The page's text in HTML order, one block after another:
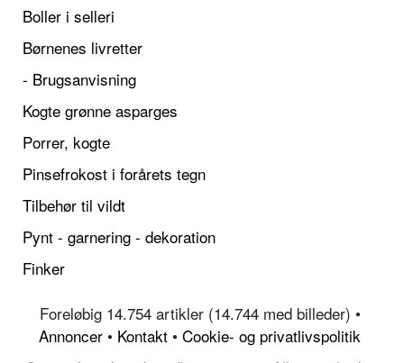
Boller i selleri
Børnenes livretter
- Brugsanvisning
Kogte grønne asparges
Porrer, kogte
Pinsefrokost i forårets tegn
Tilbehør til vildt
Pynt - garnering - dekoration
Finker
Foreløbig 14.754 artikler (14.744 med billeder) •
Annoncer • Kontakt • Cookie- og privatlivspolitik